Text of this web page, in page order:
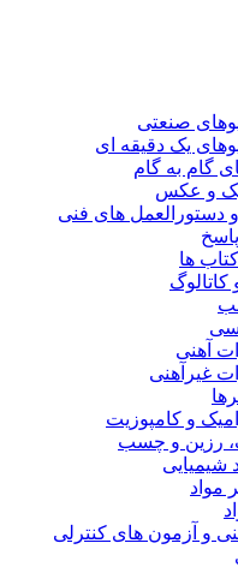
صنعتی
یک دقیقه ای
گام به گام
و عکس
و دستورالعمل های فنی
ها
کاتالوگ
آهنی
غیرآهنی
و کامپوزیت
رزین و چسب
شیمیایی
مواد
و آزمون های کنترلی